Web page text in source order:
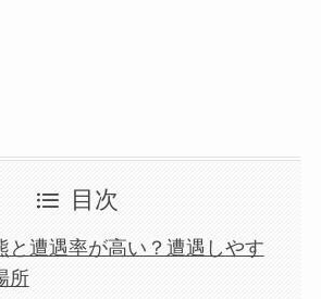
目次
と遭遇率が高い？遭遇しやす
所